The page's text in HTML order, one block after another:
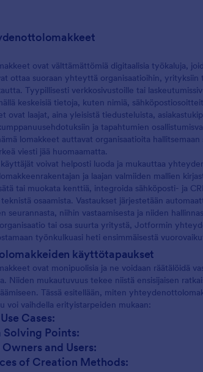
ovat välttämättömiä digitaalisia työkaluja,
ottaa suoraan yhteyttä organisaatioihin,
Tyypillisesti verkkosivustoille tai
keskeisiä tietoja, kuten nimiä,
ovat laajat, aina yleisistä tiedusteluista,
ja tapahtumien
lomakkeet auttavat organisaatioita hallitsemaan
viesti jää huomaamatta.
voivat helposti luoda ja mukauttaa
ja laajan valmiiden mallien
tai muokata kenttiä, integroida sähköposti- ja
osaamista. Vastaukset järjestetään
seurannasta, niihin vastaamisesta ja niiden
tai osa suurta yritystä, Jotformin
työnkulkuasi heti ensimmäisestä
käyttötapaukset
ovat monipuolisia ja ne voidaan räätälöidä
Niiden mukautuvuus tekee niistä ensisijaisen
Tässä esitellään, miten
voi vaihdella erityistarpeiden mukaan:
Cases:
Solving Points:
and Users:
of Creation Methods: